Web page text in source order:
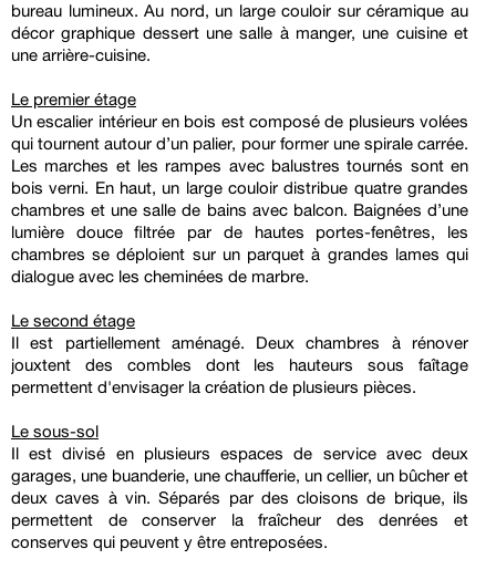
bureau lumineux. Au nord, un large couloir sur céramique au
décor graphique dessert une salle à manger, une cuisine et
une arrière-cuisine.
Le premier étage
Un escalier intérieur en bois est composé de plusieurs volées
qui tournent autour d’un palier, pour former une spirale carrée.
Les marches et les rampes avec balustres tournés sont en
bois verni. En haut, un large couloir distribue quatre grandes
chambres et une salle de bains avec balcon. Baignées d’une
lumière douce filtrée par de hautes portes-fenêtres, les
chambres se déploient sur un parquet à grandes lames qui
dialogue avec les cheminées de marbre.
Le second étage
Il est partiellement aménagé. Deux chambres à rénover
jouxtent des combles dont les hauteurs sous faîtage
permettent d'envisager la création de plusieurs pièces.
Le sous-sol
Il est divisé en plusieurs espaces de service avec deux
garages, une buanderie, une chaufferie, un cellier, un bûcher et
deux caves à vin. Séparés par des cloisons de brique, ils
permettent de conserver la fraîcheur des denrées et
conserves qui peuvent y être entreposées.